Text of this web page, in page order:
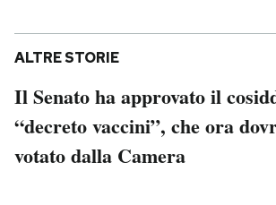
ALTRE STORIE
Il Senato ha approvato il
“decreto vaccini”, che ora
votato dalla Camera